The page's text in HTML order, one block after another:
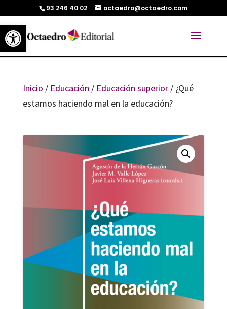
Abrir barra de herramientas
93 246 40 02 octaedro@octaedro.com
Inicio / Educación / Educación superior/ ¿Qué
estamos haciendo mal en la educación?